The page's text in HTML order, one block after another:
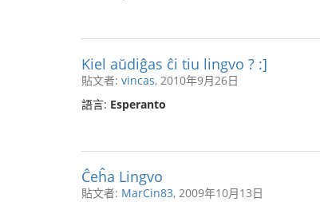
Kiel aŭdiĝas ĉi tiu lingvo ? :]
貼文者: vincas, 2010年9月26日
語言: Esperanto
Ĉeĥa Lingvo
貼文者: MarCin83, 2009年10月13日